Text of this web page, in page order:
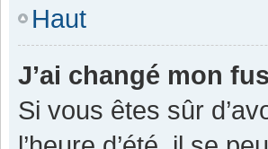
Haut
J’ai changé mon
Si vous êtes sûr